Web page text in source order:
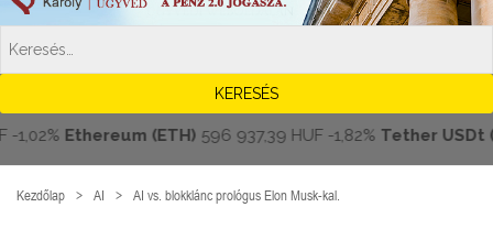
Ethereum (ETH)596 937,39 HUF-1,82% Tether USDt
Kezdőlap AI AI vs. blokklánc prológus Elon Musk-kal.